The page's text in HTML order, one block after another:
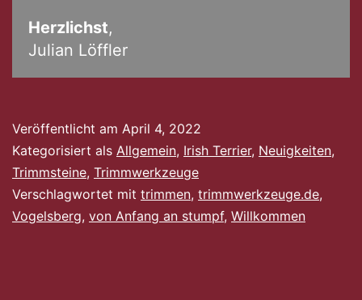
Herzlichst,
Julian Löffler
Veröffentlicht am April 4, 2022
Kategorisiert als Allgemein, Irish Terrier, Neuigkeiten,
Trimmsteine, Trimmwerkzeuge
Verschlagwortet mit trimmen, trimmwerkzeuge.de,
Vogelsberg, von Anfang an stumpf, Willkommen